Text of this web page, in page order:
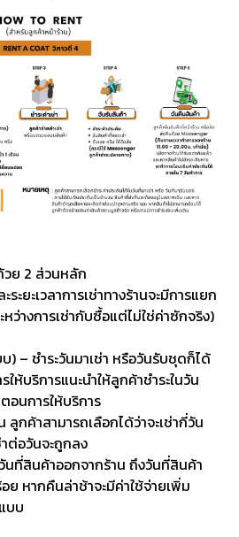
วย 2 ส่วนหลัก
ะยะเวลาการเช่าทางร้านจะมีการแยก
ว่างการเช่ากับซื้อแต่ไม่ใช่ค่าซักจริง)
) – ชำระวันมาเช่า หรือวันรับชุดก็ได้
ให้บริการแนะนำให้ลูกค้าชำระในวัน
อนการให้บริการ
ลูกค้าสามารถเลือกได้ว่าจะเช่ากี่วัน
ต่อวันจะถูกลง
นที่สินค้าออกจากร้าน ถึงวันที่สินค้า
ย หากคืนล่าช้าจะมีค่าใช้จ่ายเพิ่ม
บบ